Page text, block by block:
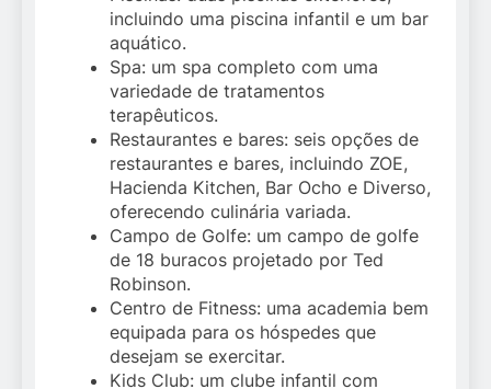
incluindo uma piscina infantil e um bar
aquático.
Spa: um spa completo com uma
variedade de tratamentos
terapêuticos.
Restaurantes e bares: seis opções de
restaurantes e bares, incluindo ZOE,
Hacienda Kitchen, Bar Ocho e Diverso,
oferecendo culinária variada.
Campo de Golfe: um campo de golfe
de 18 buracos projetado por Ted
Robinson.
Centro de Fitness: uma academia bem
equipada para os hóspedes que
desejam se exercitar.
Kids Club: um clube infantil com